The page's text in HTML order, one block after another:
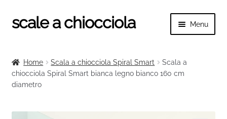
Vai
alla
Vai
al
scale a chiocciola Menu
Tutte le scale
Home Scala a chiocciola Spiral Smart
Scala a
chiocciola Spiral Smart bianca legno bianco 160 cm
diametro